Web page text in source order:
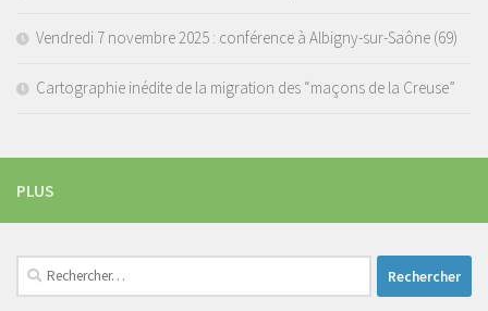
Vendredi 7 novembre 2025 : conférence à Albigny-sur-Saône (69)
Cartographie inédite de la migration des “maçons de la Creuse”
PLUS
Rechercher :